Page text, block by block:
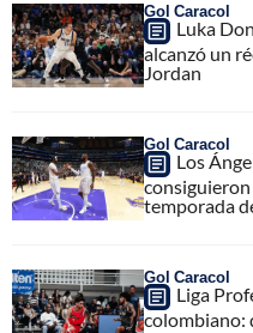
Gol Caracol
Luka
alcanzó un
Jordan
Gol Caracol
Los
temporada
Gol Caracol
Liga
colombiano: